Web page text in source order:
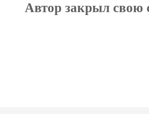
Автор закрыл свою